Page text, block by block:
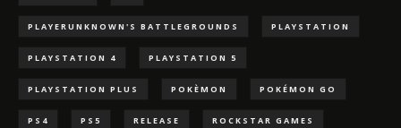
PLAYERUNKNOWN'S BATTLEGROUNDS PLAYSTATION
PLAYSTATION 4 PLAYSTATION 5
PLAYSTATION PLUS POKÈMON POKÉMON GO
PS4 PS5 RELEASE ROCKSTAR GAMES